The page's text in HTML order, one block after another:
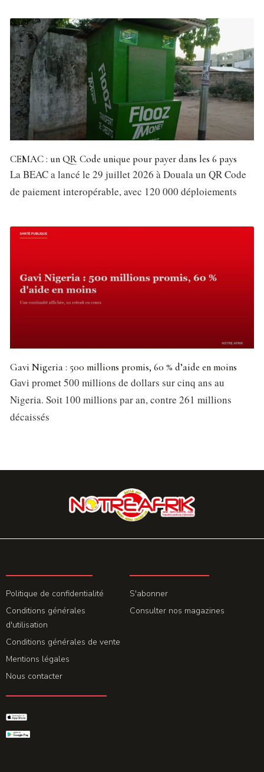
CEMAC : un QR Code unique pour payer dans les 6 pays
La BEAC a lancé le 29 juillet 2026 à Douala un QR Code
de paiement interopérable, avec 120 000 déploiements
Gavi Nigeria : 500 millions promis, 60 % d’aide en moins
Gavi promet 500 millions de dollars sur cinq ans au
Nigeria. Soit 100 millions par an, contre 261 millions
décaissés
Politique de confidentialité
Conditions générales
d'utilisation
Conditions générales de vente
Mentions légales
Nous contacter
S'abonner
Consulter nos magazines